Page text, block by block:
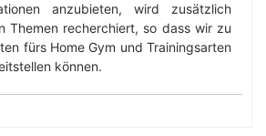
anzubieten, wird zusätzlich
Themen recherchiert, so dass wir zu
fürs Home Gym und Trainingsarten
können.